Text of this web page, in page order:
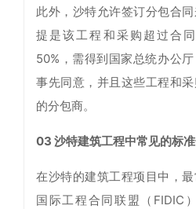
此外，沙特允许签订分包合
提是该工程和采购超过合
50%，需得到国家总统办公
事先同意，并且这些工程和
的分包商。
03 沙特建筑工程中常见的标
在沙特的建筑工程项目中，
国际工程合同联盟（FIDIC